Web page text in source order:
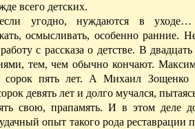
всего детских.
угодно, нуждаются в
осмысливать, особенно ранние.
с рассказа о детстве. В
тем, чем обычно кончают.
сорок пять лет. А Михаил Зощенко
девять лет и долго мучался,
свою, прапамять. И в этом деле
опыт такого рода реставрации